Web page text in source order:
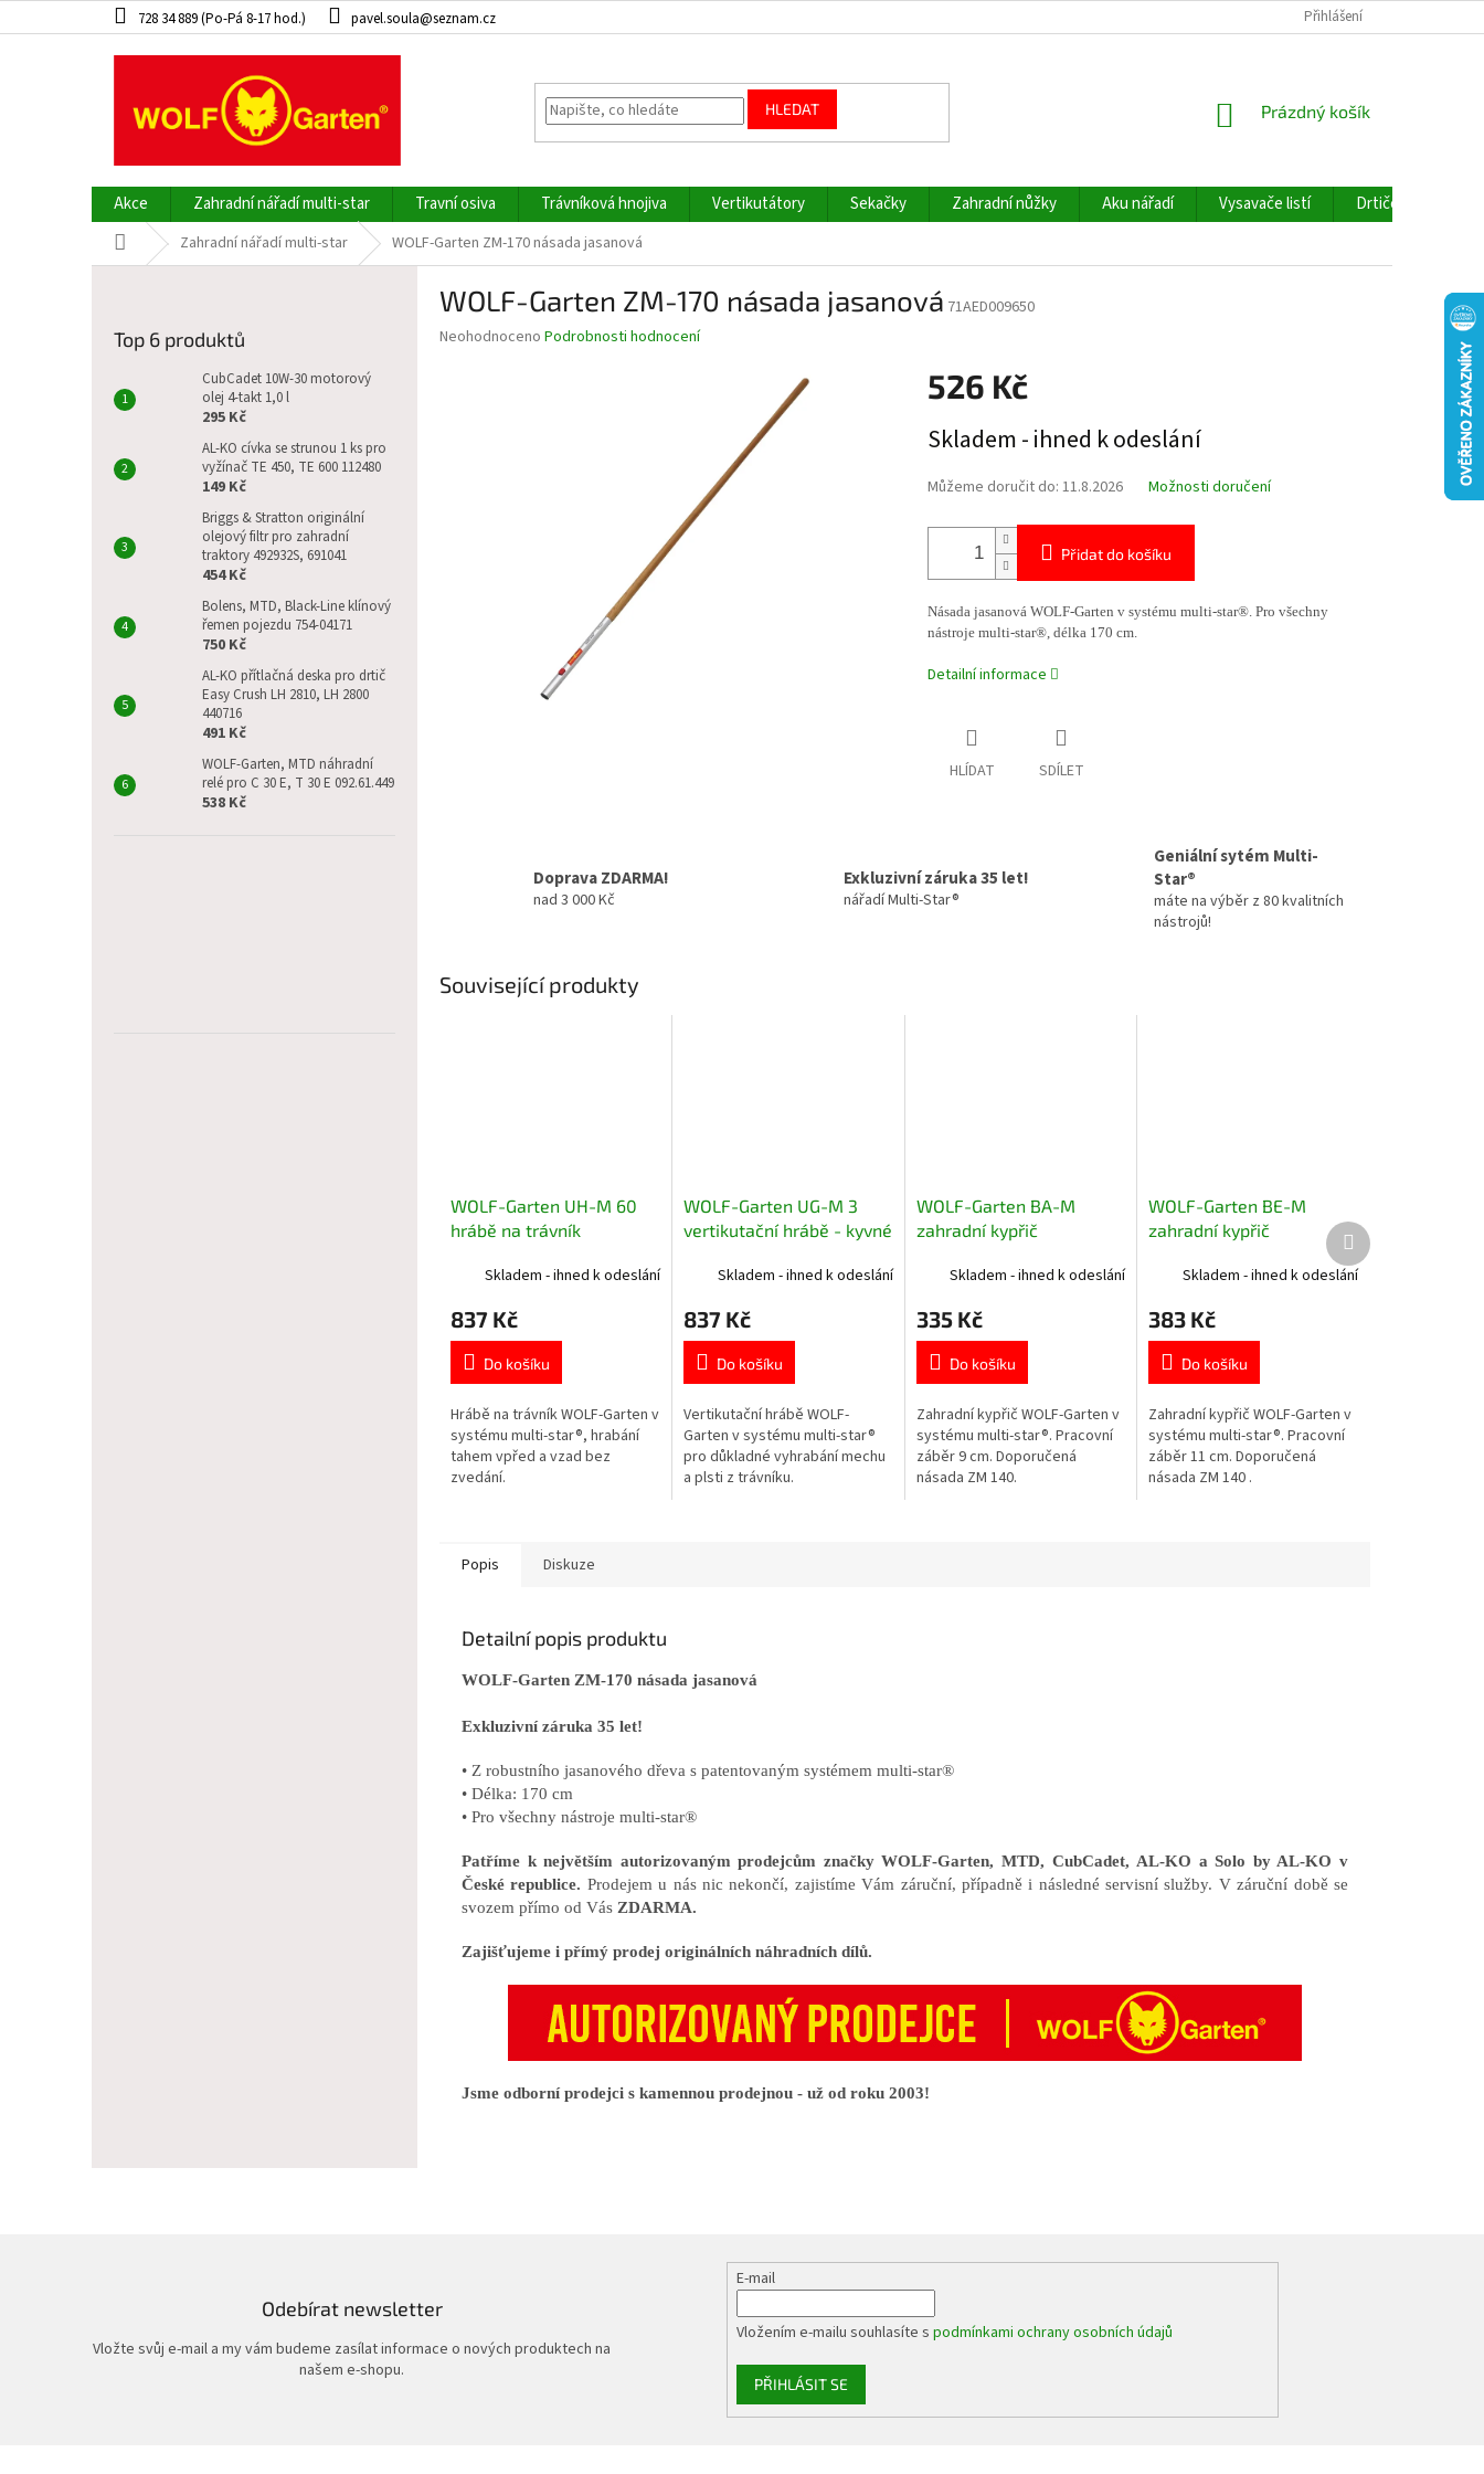
na
728 34 889 (Po-Pá 8-17 hod.) pavel.soula@seznam.cz Přihlášení
HLEDAT
NÁKUPNÍ
Prázdný košík
Akce Zahradní nářadí multi-star Travní osiva Trávníková hnojiva Vertikutátory Sekačky Zahradní nůžky Aku nářadí Vysavače listí Drtiče větví
Domů Zahradní nářadí multi-star WOLF-Garten ZM-170 násada jasanová
Top 6 produktů
CubCadet 10W-30 motorový
olej 4-takt 1,0 l
295 Kč
AL-KO cívka se strunou 1 ks pro
vyžínač TE 450, TE 600 112480
149 Kč
Briggs & Stratton originální
olejový filtr pro zahradní
traktory 492932S, 691041
454 Kč
Bolens, MTD, Black-Line klínový
řemen pojezdu 754-04171
750 Kč
AL-KO přítlačná deska pro drtič
Easy Crush LH 2810, LH 2800
440716
491 Kč
WOLF-Garten, MTD náhradní
relé pro C 30 E, T 30 E 092.61.449
538 Kč
WOLF-Garten ZM-170 násada jasanová 71AED009650
Průměrné
Neohodnoceno Podrobnosti hodnocení
526 Kč
cena:
Skladem - ihned k odeslání
Můžeme doručit do: 11.8.2026 Možnosti doručení
Přidat do košíku
Násada jasanová WOLF-Garten v systému multi-star®. Pro všechny
nástroje multi-star®, délka 170 cm.
Detailní informace
HLÍDAT SDÍLET
Doprava ZDARMA!
nad 3 000 Kč
Exkluzivní záruka 35 let!
nářadí Multi-Star®
Geniální sytém Multi-
Star®
máte na výběr z 80 kvalitních
nástrojů!
Související produkty
WOLF-Garten UH-M 60
hrábě na trávník
Skladem - ihned k odeslání
837 Kč
Do košíku
Hrábě na trávník WOLF-Garten v
systému multi-star®, hrabání
tahem vpřed a vzad bez
zvedání.
WOLF-Garten UG-M 3
vertikutační hrábě - kyvné
Skladem - ihned k odeslání
837 Kč
Do košíku
Vertikutační hrábě WOLF-
Garten v systému multi-star®
pro důkladné vyhrabání mechu
a plsti z trávníku.
WOLF-Garten BA-M
zahradní kypřič
Skladem - ihned k odeslání
335 Kč
Do košíku
Zahradní kypřič WOLF-Garten v
systému multi-star®. Pracovní
záběr 9 cm. Doporučená
násada ZM 140.
WOLF-Garten BE-M
zahradní kypřič
Skladem - ihned k odeslání
383 Kč
Do košíku
Zahradní kypřič WOLF-Garten v
systému multi-star®. Pracovní
záběr 11 cm. Doporučená
násada ZM 140 .
Další
produkt
Popis Diskuze
Detailní popis produktu
WOLF-Garten ZM-170 násada jasanová
Exkluzivní záruka 35 let!
• Z robustního jasanového dřeva s patentovaným systémem multi-star®
• Délka: 170 cm
• Pro všechny nástroje multi-star®
Patříme k největším autorizovaným prodejcům značky WOLF-Garten, MTD, CubCadet, AL-KO a Solo by AL-KO v
České republice. Prodejem u nás nic nekončí, zajistíme Vám záruční, případně i následné servisní služby. V záruční době se
svozem přímo od Vás ZDARMA.
Zajišťujeme i přímý prodej originálních náhradních dílů.
Jsme odborní prodejci s kamennou prodejnou - už od roku 2003!
Odebírat newsletter
Vložte svůj e-mail a my vám budeme zasílat informace o nových produktech na
našem e-shopu.
E-mail
Vložením e-mailu souhlasíte spodmínkami ochrany osobních údajů
PŘIHLÁSIT SE